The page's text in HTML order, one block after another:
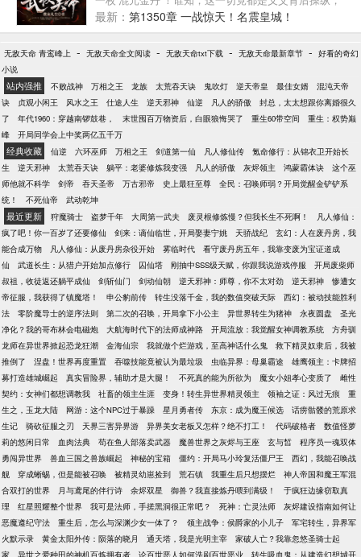
待到宗主处查看，宗主一眼看出两小儿拥有逆天资
质，收为关门弟子。 而宋毅回去等待一天之后，再次
开的时候潜入他所在的小世界。 等宋毅到了弟子阁，
两个儿子，资质底下不符合招收条件。但是因为性格
聪慧，被宗主所喜，收为童子。
导致自己家族被灭，战骨被夺，连新婚妻子都要面临
巨大的危险…… 为了复仇，拯救妻子与水火之中，秦
东以武入道，以身为炉，熔炼万物，毅然踏上了一条
当他挥起了屠刀时：那些宵小之辈连成为羔羊都不
配！
最新： 第1350章 一战惊天！名震皇城！
无敌天命 青鸾峰上 - 无敌天命全文阅读 - 无敌天命txt下载 - 无敌天命最新章节 - 好看的奇幻
小说
站内强推 不败战神 万相之王 龙族 太荒吞天诀 鬼吹灯 逆天帝皇 最佳女婿
混沌天帝
诀
贞观小闲王 风水之王 仕途人生 逆天邪神 仙逆 凡人的骄傲
封总，太太想跟你离婚很久
了
年代1960：穿越南锣鼓巷， 末世囤百万物资后，白眼狼悔哭了 重生60带空间
重生：权势巅
峰
开局同学会上中奖两亿五千万
经典收藏 仙逆 六环巫师 万相之王 剑道第一仙 凡人修仙传
氪命修行：从锦衣卫开始长
生
逆天邪神 太荒吞天诀 躺平：老婆修炼我变强 凡人的骄傲 灰烬领主 鸿蒙霸体诀
这个巫
师他就不科学
剑帝 吞天圣帝 万古邪帝 史上最狂至尊
全民：召唤师弱？开局觉醒金铲铲系
统！
不死仙帝 武动乾坤
最近更新 狩魔骑士 盗梦千年 大周第一武夫 废灵根修炼慢？但我长生不死啊！
凡人修仙：
疯了吧！你一百岁了还要修仙
剑来：谪仙临世，开局娶妻宁姚 天骄战纪
玄幻：人在废丹房，我
能合成万物
凡人修仙：从废丹房杂役开始 雾临时代
看守废丹房五年，我靠变废为宝证道成
仙
武道长生：从猎户开始加点修行 囚仙塔 刚抽中SSS级天赋，你跟我说游戏停服
开局废柴师
叔祖，收徒返还躺平成仙
剑斩仙门 剑动仙朝 逆天邪神：师尊，你不太对劲 逆天邪神
惨遭女
帝征服，我获得了镇魔塔！
申公豹前传 转生没落千金，我的数值突破天际
西幻：被动技能胜利
法
零阶魔导士的逆序法则 第二次的召唤，开局拿下小公主 异世界转生为猪神 永夜圆盘
圣光
净化？我的哥布林会电磁炮
大航海时代下的法师成神路 开局流放：我觉醒女神调教系统
方舟驯
龙师在异世界掀起恐龙狂潮
金海仙宗 我就做个烂游戏，至高神话什么鬼
救下精灵奴隶后，我被
推倒了
涅盘！世界再度重置 吞噬技能竟被认为最垃圾 虫临异界：母巢霸途
雄鹰领主：卡牌招
募打造雄城崛起
真实冒险界，辅助才是大腿！ 不死真的能为所欲为 魔女小姐孝心变质了
雌性
契约：女神们都想调教我
社畜的领主生涯 变身！转生异世界精灵领主 领袖之证：风过无痕
重
生之，玉龙大陆
网游：这个NPC过于暴躁 星月勇者传 东京：成为魔王候选
话痨骷髅的荒原求
生记
骑砍征服之刃 天界三害异界游 异界美女老板又怎样？绝不打工！ 代码破格者
数值怪萝
莉的悠闲日常
血肉法典 苟在鱼人部落卖武器 魔兽世界之灰烬与王座 玄与皙
程序员一魂双体
勇闯异世界
兽血三国之兽族崛起 神秘的宝箱 僵约：开局马小玲复活僵尸王
西幻，我能召唤战
舰
穿成蜥蜴，但是能被召唤 被精灵幼崽捡到 荒石镇 我重生后只想摆烂
神人帝国和魔王军混
合双打的世界
月与鸢尾的伴行诗 余烬双星 御兽？我直接炼丹喂到满级！
于疯狂边缘窃取真
理
红星照耀整个世界 我可是法师，手搓黑洞很正常吧？ 死神：亡灵法师
灰烬建设指南如何让
恶魔遵纪守法
重生后，怎么与深渊少女一体了？ 领主战争：侯爵家的小儿子
军宅转生，异界军
火默示录
黄金太阳外传：陨落的晓月 通天塔，我是光明主宰
家破人亡？我靠忽悠圣骑士起
家
异世之爱种田的神机百炼拥有者 论百世恶人如何洗刷百世恶业 转生吸血鬼：从建造幻想城开